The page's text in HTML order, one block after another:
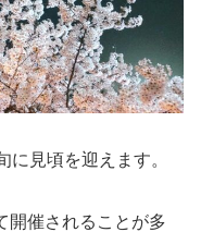
見頃を迎えます。
開催されることが多